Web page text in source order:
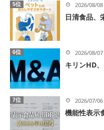
5位 2026/08/08
日清食品
6位 2026/08/07
キリンHD
7位 2026/07/06
機能性表示